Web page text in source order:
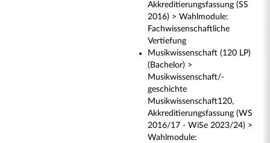
Akkreditierungsfassung (SS
2016) > Wahlmodule:
Fachwissenschaftliche
Vertiefung
Musikwissenschaft (120 LP)
(Bachelor) >
Musikwissenschaft/-
geschichte
Musikwissenschaft120,
Akkreditierungsfassung (WS
2016/17 - WiSe 2023/24) >
Wahlmodule: